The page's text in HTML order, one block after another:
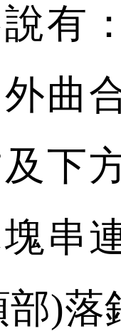
有
曲
下
串
部)